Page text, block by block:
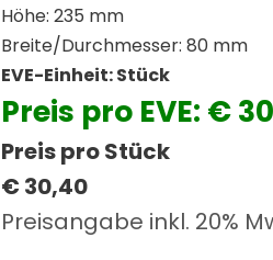
Höhe: 235 mm
Breite/Durchmesser: 80 mm
EVE-Einheit: Stück
Preis pro EVE: €
Preis pro Stück
€ 30,40
Preisangabe inkl. 20%